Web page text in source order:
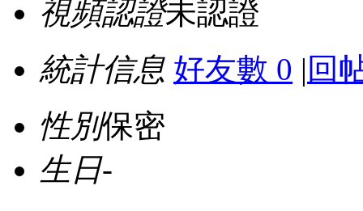
視頻認證未認證
統計信息 好友數 0 | 回
性別保密
生日-